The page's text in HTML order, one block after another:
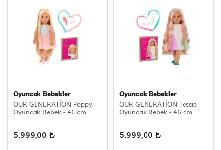
Oyuncak Bebekler
OUR GENERATİON Poppy
Oyuncak Bebek - 46 cm
5.999,00
Oyuncak Bebekler
OUR GENERATİON Tessie
Oyuncak Bebek - 46 cm
5.999,00